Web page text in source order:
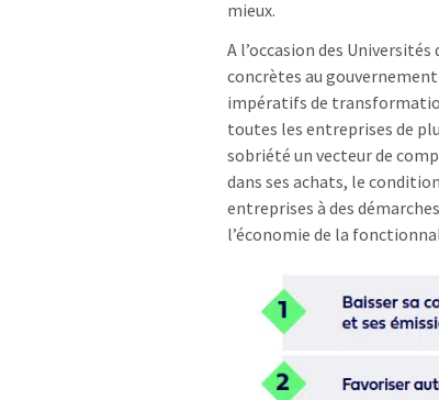
mieux.
A l’occasion des
concrètes au
impératifs de
toutes les entreprises de
sobriété un vecteur de
dans ses achats, le
entreprises à des
l’économie de la